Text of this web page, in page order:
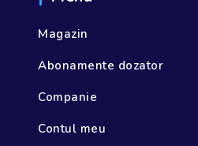
Magazin
Abonamente dozator
Companie
Contul meu